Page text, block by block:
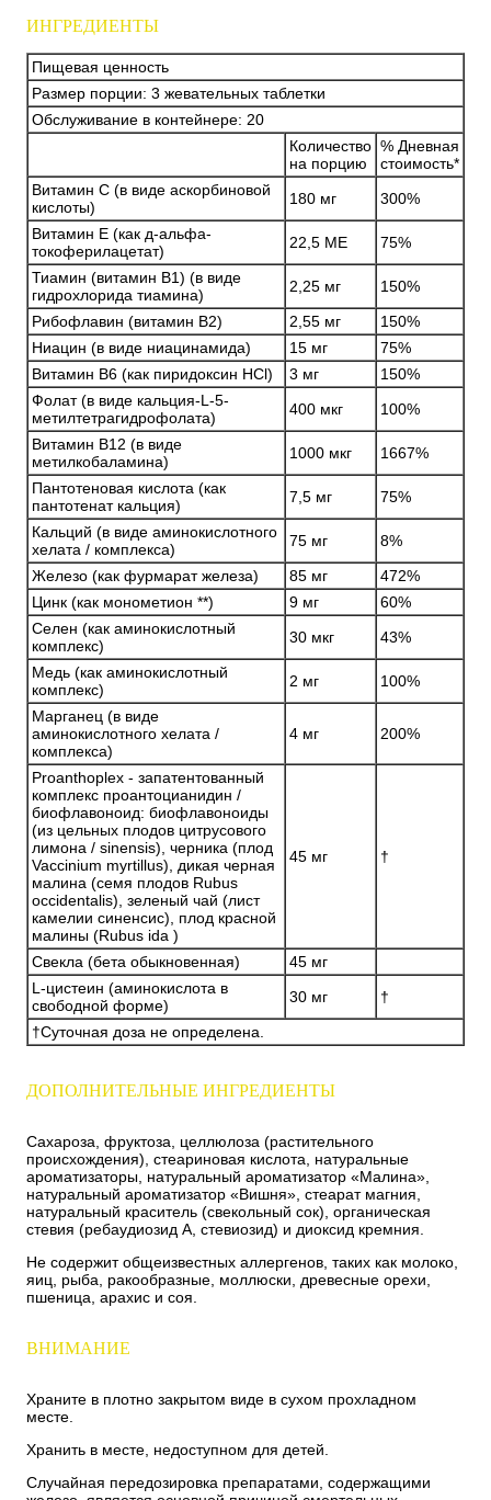
ИНГРЕДИЕНТЫ
Пищевая ценность
Размер порции: 3 жевательных таблетки
Обслуживание в контейнере: 20
Количество
на порцию
% Дневная
стоимость*
Витамин С (в виде аскорбиновой
кислоты)
180 мг
300%
Витамин Е (как д-альфа-
токоферилацетат)
22,5 МЕ
75%
Тиамин (витамин В1) (в виде
гидрохлорида тиамина)
2,25 мг
150%
Рибофлавин (витамин В2)
2,55 мг
150%
Ниацин (в виде ниацинамида)
15 мг
75%
Витамин В6 (как пиридоксин HCl)
3 мг
150%
Фолат (в виде кальция-L-5-
метилтетрагидрофолата)
400 мкг
100%
Витамин В12 (в виде
метилкобаламина)
1000 мкг
1667%
Пантотеновая кислота (как
пантотенат кальция)
7,5 мг
75%
Кальций (в виде аминокислотного
хелата / комплекса)
75 мг
8%
Железо (как фурмарат железа)
85 мг
472%
Цинк (как монометион **)
9 мг
60%
Селен (как аминокислотный
комплекс)
30 мкг
43%
Медь (как аминокислотный
комплекс)
2 мг
100%
Марганец (в виде
аминокислотного хелата /
комплекса)
4 мг 200%
Proanthoplex - запатентованный
комплекс проантоцианидин /
биофлавоноид: биофлавоноиды
(из цельных плодов цитрусового
лимона / sinensis), черника (плод
Vaccinium myrtillus), дикая черная
малина (семя плодов Rubus
occidentalis), зеленый чай (лист
камелии синенсис), плод красной
малины (Rubus ida )
45 мг †
Свекла (бета обыкновенная)
45 мг
L-цистеин (аминокислота в
свободной форме)
30 мг
†
†Суточная доза не определена.
ДОПОЛНИТЕЛЬНЫЕ ИНГРЕДИЕНТЫ
Сахароза, фруктоза, целлюлоза (растительного
происхождения), стеариновая кислота, натуральные
ароматизаторы, натуральный ароматизатор «Малина»,
натуральный ароматизатор «Вишня», стеарат магния,
натуральный краситель (свекольный сок), органическая
стевия (ребаудиозид A, стевиозид) и диоксид кремния.
Не содержит общеизвестных аллергенов, таких как молоко,
яиц, рыба, ракообразные, моллюски, древесные орехи,
пшеница, арахис и соя.
ВНИМАНИЕ
Храните в плотно закрытом виде в сухом прохладном
месте.
Хранить в месте, недоступном для детей.
Случайная передозировка препаратами, содержащими